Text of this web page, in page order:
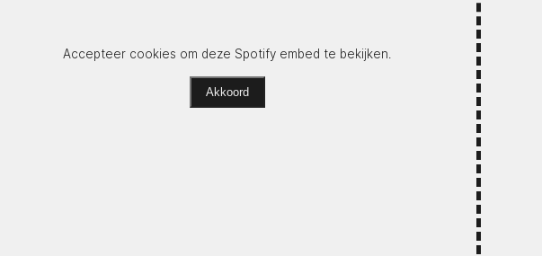
Accepteer cookies om deze Spotify embed te bekijken.
Akkoord